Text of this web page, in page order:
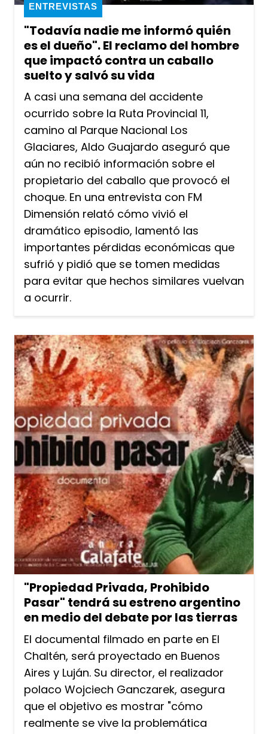
"Todavía nadie me informó quién
es el dueño". El reclamo del hombre
que impactó contra un caballo
suelto y salvó su vida
ENTREVISTAS
A casi una semana del accidente
ocurrido sobre la Ruta Provincial 11,
camino al Parque Nacional Los
Glaciares, Aldo Guajardo aseguró que
aún no recibió información sobre el
propietario del caballo que provocó el
choque. En una entrevista con FM
Dimensión relató cómo vivió el
dramático episodio, lamentó las
importantes pérdidas económicas que
sufrió y pidió que se tomen medidas
para evitar que hechos similares vuelvan
a ocurrir.
"Propiedad Privada, Prohibido
Pasar" tendrá su estreno argentino
en medio del debate por las tierras
El documental filmado en parte en El
Chaltén, será proyectado en Buenos
Aires y Luján. Su director, el realizador
polaco Wojciech Ganczarek, asegura
que el objetivo es mostrar "cómo
realmente se vive la problemática